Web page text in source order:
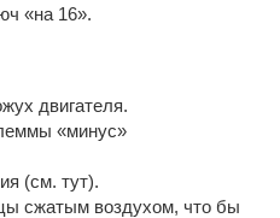
«на 16».
двигателя.
«минус»
(см. тут).
сжатым воздухом, что бы